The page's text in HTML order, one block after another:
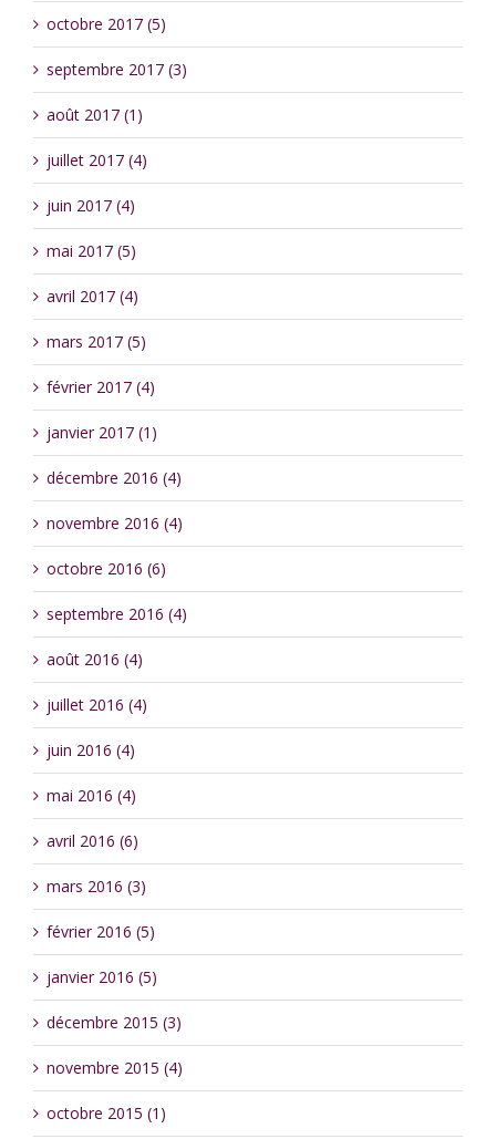
octobre 2017 (5)
septembre 2017 (3)
août 2017 (1)
juillet 2017 (4)
juin 2017 (4)
mai 2017 (5)
avril 2017 (4)
mars 2017 (5)
février 2017 (4)
janvier 2017 (1)
décembre 2016 (4)
novembre 2016 (4)
octobre 2016 (6)
septembre 2016 (4)
août 2016 (4)
juillet 2016 (4)
juin 2016 (4)
mai 2016 (4)
avril 2016 (6)
mars 2016 (3)
février 2016 (5)
janvier 2016 (5)
décembre 2015 (3)
novembre 2015 (4)
octobre 2015 (1)